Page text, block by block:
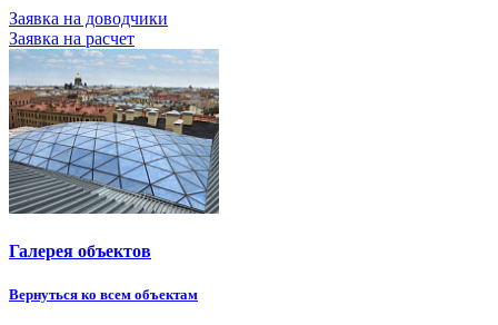
Заявка на доводчики
Заявка на расчет
Галерея объектов
Вернуться ко всем объектам